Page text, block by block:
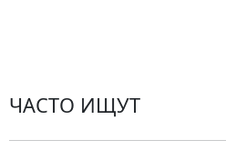
ЧАСТО ИЩУТ